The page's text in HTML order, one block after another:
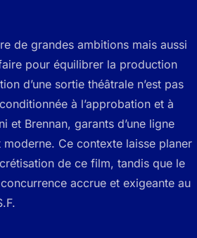
de grandes ambitions mais aussi
pour équilibrer la production
d’une sortie théâtrale n’est pas
à l’approbation et à
et Brennan, garants d’une ligne
Ce contexte laisse planer
de ce film, tandis que le
accrue et exigeante au